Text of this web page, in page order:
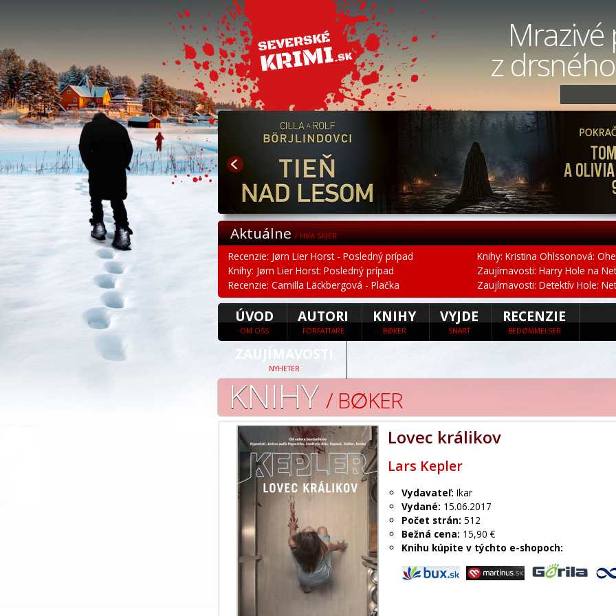
Mrazivé
z
Aktuálne/ HVA SKJER
Recenzie: Jørn Lier Horst - Posledný prípad
Knihy: Jørn Lier Horst: Posledný prípad
Recenzie: Camilla Läckbergová - Plačka
Knihy: Kristina Ohlssonová:
Zaujímavosti: Harry Hole na
Zaujímavosti: Detektív Hole:
ÚVOD
OM OSS
AUTORI
FÖRFATTARE
KNIHY
BØKER
VYJDE
SNART
RECENZIE
BEDØMMELSER
ZAUJÍMAVOSTI
NYHETER
KNIHY / B∅KER
Lovec králikov
Lars Kepler
Vydavateľ: Ikar
Vydané: 15.06.2017
Počet strán: 512
Bežná cena: 15,90 €
Knihu kúpite v týchto e-shopoch: